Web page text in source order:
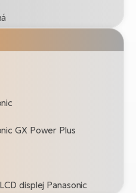
GX Power Plus
displej Panasonic